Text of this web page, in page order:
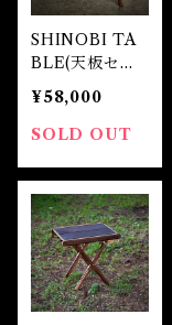
SHINOBI TA
BLE(天板セッ
ト)
¥58,000
SOLD OUT